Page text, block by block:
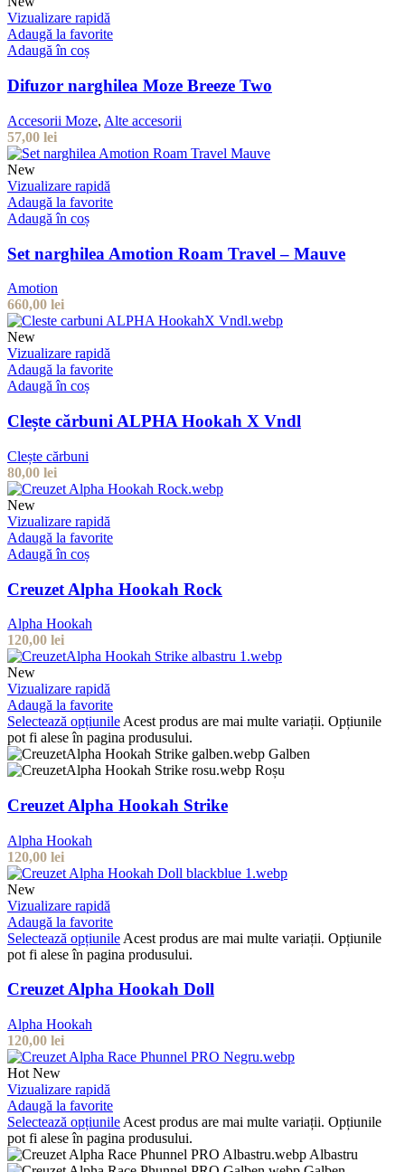
Vizualizare rapidă
Adaugă la favorite
Adaugă în coș
Difuzor narghilea Moze Breeze Two
Accesorii Moze, Alte accesorii
57,00 lei
New
Vizualizare rapidă
Adaugă la favorite
Adaugă în coș
Set narghilea Amotion Roam Travel – Mauve
Amotion
660,00 lei
New
Vizualizare rapidă
Adaugă la favorite
Adaugă în coș
Clește cărbuni ALPHA Hookah X Vndl
Clește cărbuni
80,00 lei
New
Vizualizare rapidă
Adaugă la favorite
Adaugă în coș
Creuzet Alpha Hookah Rock
Alpha Hookah
120,00 lei
New
Vizualizare rapidă
Adaugă la favorite
Selectează opțiunile Acest produs are mai multe variații. Opțiunile
pot fi alese în pagina produsului.
Galben
Roșu
Creuzet Alpha Hookah Strike
Alpha Hookah
120,00 lei
New
Vizualizare rapidă
Adaugă la favorite
Selectează opțiunile Acest produs are mai multe variații. Opțiunile
pot fi alese în pagina produsului.
Creuzet Alpha Hookah Doll
Alpha Hookah
120,00 lei
Hot New
Vizualizare rapidă
Adaugă la favorite
Selectează opțiunile Acest produs are mai multe variații. Opțiunile
pot fi alese în pagina produsului.
Albastru